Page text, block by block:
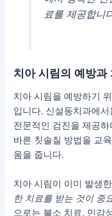
료를 제공합니
치아 시림의 예방과
치아 시림을 예방하기
입니다. 신설동치과에
전문적인 검진을 제공
바른 칫솔질 방법을 교
움을 줍니다.
치아 시림이 이미 발생
한 치료를 받는 것이 중
으로는 불소 치료, 민감